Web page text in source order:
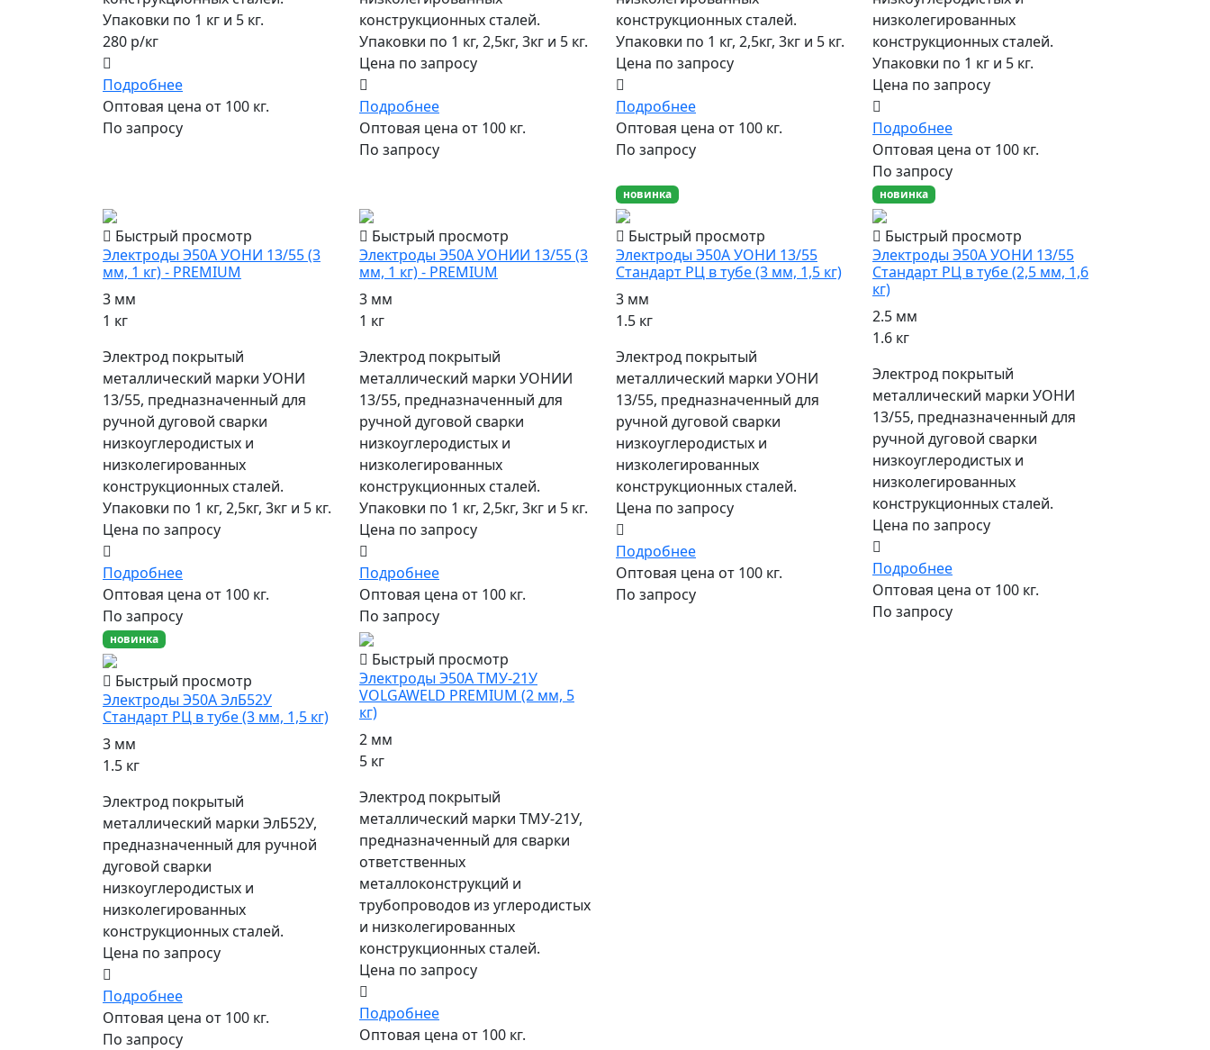
Упаковки по 1 кг и 5 кг.
280 р/кг
Подробнее
Оптовая цена от 100 кг.
По запросу
конструкционных сталей.
Упаковки по 1 кг, 2,5кг, 3кг и 5 кг.
Цена по запросу
Подробнее
Оптовая цена от 100 кг.
По запросу
конструкционных сталей.
Упаковки по 1 кг, 2,5кг, 3кг и 5 кг.
Цена по запросу
Подробнее
Оптовая цена от 100 кг.
По запросу
низколегированных
конструкционных сталей.
Упаковки по 1 кг и 5 кг.
Цена по запросу
Подробнее
Оптовая цена от 100 кг.
По запросу
Быстрый просмотр
Электроды Э50А УОНИ 13/55 (3
мм, 1 кг) - PREMIUM
3 мм
1 кг
Электрод покрытый
металлический марки УОНИ
13/55, предназначенный для
ручной дуговой сварки
низкоуглеродистых и
низколегированных
конструкционных сталей.
Упаковки по 1 кг, 2,5кг, 3кг и 5 кг.
Цена по запросу
Подробнее
Оптовая цена от 100 кг.
По запросу
Быстрый просмотр
Электроды Э50А УОНИИ 13/55 (3
мм, 1 кг) - PREMIUM
3 мм
1 кг
Электрод покрытый
металлический марки УОНИИ
13/55, предназначенный для
ручной дуговой сварки
низкоуглеродистых и
низколегированных
конструкционных сталей.
Упаковки по 1 кг, 2,5кг, 3кг и 5 кг.
Цена по запросу
Подробнее
Оптовая цена от 100 кг.
По запросу
новинка
Быстрый просмотр
Электроды Э50А УОНИ 13/55
Стандарт РЦ в тубе (3 мм, 1,5 кг)
3 мм
1.5 кг
Электрод покрытый
металлический марки УОНИ
13/55, предназначенный для
ручной дуговой сварки
низкоуглеродистых и
низколегированных
конструкционных сталей.
Цена по запросу
Подробнее
Оптовая цена от 100 кг.
По запросу
новинка
Быстрый просмотр
Электроды Э50А УОНИ 13/55
Стандарт РЦ в тубе (2,5 мм, 1,6
кг)
2.5 мм
1.6 кг
Электрод покрытый
металлический марки УОНИ
13/55, предназначенный для
ручной дуговой сварки
низкоуглеродистых и
низколегированных
конструкционных сталей.
Цена по запросу
Подробнее
Оптовая цена от 100 кг.
По запросу
новинка
Быстрый просмотр
Электроды Э50А ЭлБ52У
Стандарт РЦ в тубе (3 мм, 1,5 кг)
3 мм
1.5 кг
Электрод покрытый
металлический марки ЭлБ52У,
предназначенный для ручной
дуговой сварки
низкоуглеродистых и
низколегированных
конструкционных сталей.
Цена по запросу
Подробнее
Оптовая цена от 100 кг.
По запросу
Быстрый просмотр
Электроды Э50А ТМУ-21У
VOLGAWELD PREMIUM (2 мм, 5
кг)
2 мм
5 кг
Электрод покрытый
металлический марки ТМУ-21У,
предназначенный для сварки
ответственных
металлоконструкций и
трубопроводов из углеродистых
и низколегированных
конструкционных сталей.
Цена по запросу
Подробнее
Оптовая цена от 100 кг.